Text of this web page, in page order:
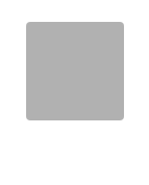
BENGKULU